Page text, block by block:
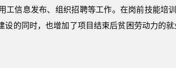
工信息发布、组织招聘等工作。在岗前技能培
的同时，也增加了项目结束后贫困劳动力的